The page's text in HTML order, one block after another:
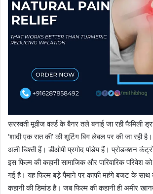
सरस्वती मूवीज वर्ल्ड के बैनर तले बनाई जा रही फैमिली
‘शादी एक रात की’ की शूटिंग बिग लेबल पर की जा रही
अली चिश्ती हैं। डीओपी प्रमोद पांडेय हैं। प्रोडक्शन
इस फिल्म की कहानी सामाजिक और पारिवारिक परिवेश
गई है। यह फिल्म बड़े पैमाने पर काफी महंगे बजट के साथ
कहानी की डिमांड है। जब फिल्म की कहानी ही अमीर